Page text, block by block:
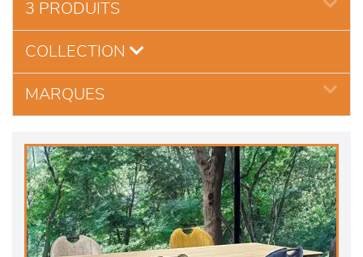
outdoor
décoration
3 PRODUITS
COLLECTION
MARQUES